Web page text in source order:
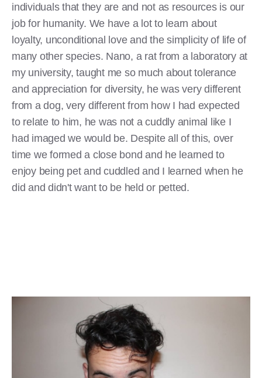
individuals that they are and not as resources is our
job for humanity. We have a lot to learn about
loyalty, unconditional love and the simplicity of life of
many other species. Nano, a rat from a laboratory at
my university, taught me so much about tolerance
and appreciation for diversity, he was very different
from a dog, very different from how I had expected
to relate to him, he was not a cuddly animal like I
had imaged we would be. Despite all of this, over
time we formed a close bond and he learned to
enjoy being pet and cuddled and I learned when he
did and didn't want to be held or petted.